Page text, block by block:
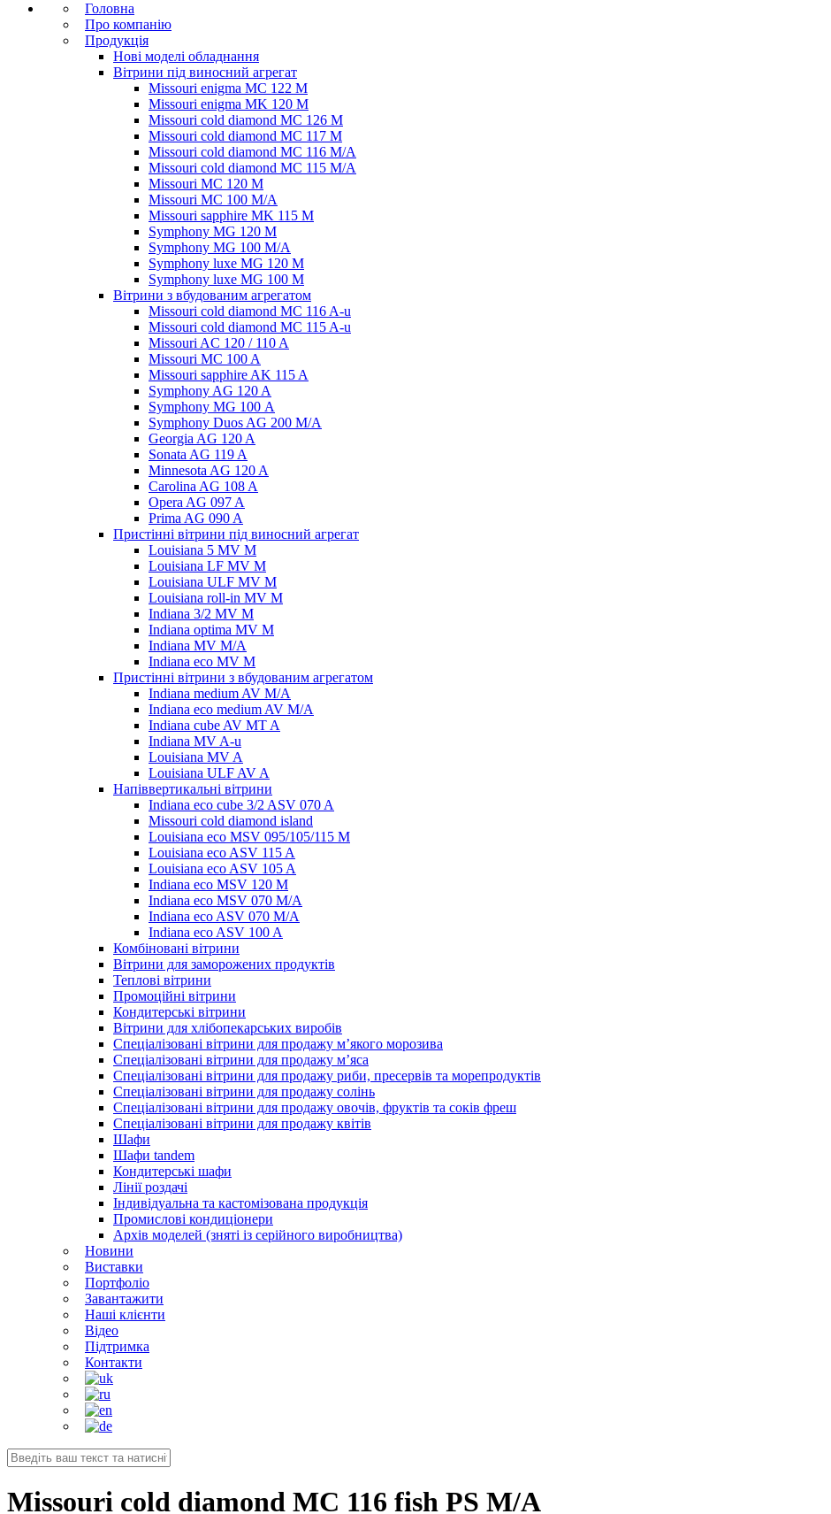
Головна
Про компанію
Продукція
Нові моделі обладнання
Вітрини під виносний агрегат
Missouri enigma MC 122 M
Missouri enigma MK 120 M
Missouri cold diamond MC 126 M
Missouri cold diamond MC 117 M
Missouri cold diamond MC 116 M/A
Missouri cold diamond MC 115 M/A
Missouri MC 120 M
Missouri MC 100 M/A
Missouri sapphire MK 115 M
Symphony MG 120 M
Symphony MG 100 M/А
Symphony luxe MG 120 M
Symphony luxe MG 100 M
Вітрини з вбудованим агрегатом
Missouri cold diamond MC 116 A-u
Missouri cold diamond MC 115 A-u
Missouri AC 120 / 110 A
Missouri MC 100 A
Missouri sapphire AK 115 A
Symphony AG 120 A
Symphony MG 100 А
Symphony Duos AG 200 M/A
Georgia AG 120 A
Sonata AG 119 A
Minnesota AG 120 A
Carolina AG 108 A
Opera AG 097 A
Prima AG 090 A
Пристінні вітрини під виносний агрегат
Louisiana 5 MV M
Louisiana LF MV M
Louisiana ULF MV M
Louisiana roll-in MV M
Indiana 3/2 MV M
Indiana optima MV M
Indiana MV M/A
Indiana eco MV M
Пристінні вітрини з вбудованим агрегатом
Indiana medium AV M/A
Indiana eco medium AV M/A
Indiana cube AV MT A
Indiana MV A-u
Louisiana MV A
Louisiana ULF AV A
Напіввертикальні вітрини
Indiana eco cube 3/2 ASV 070 A
Missouri cold diamond island
Louisiana eco MSV 095/105/115 M
Louisiana eco ASV 115 A
Louisiana eco ASV 105 A
Indiana eco MSV 120 M
Indiana eco MSV 070 M/A
Indiana eco ASV 070 M/A
Indiana eco ASV 100 A
Комбіновані вітрини
Вітрини для заморожених продуктів
Теплові вітрини
Промоційні вітрини
Кондитерські вітрини
Вітрини для хлібопекарських виробів
Спеціалізовані вітрини для продажу м’якого морозива
Спеціалізовані вітрини для продажу м’яса
Спеціалізовані вітрини для продажу риби, пресервів та морепродуктів
Спеціалізовані вітрини для продажу солінь
Спеціалізовані вітрини для продажу овочів, фруктів та соків фреш
Спеціалізовані вітрини для продажу квітів
Шафи
Шафи tandem
Кондитерські шафи
Лінії роздачі
Індивідуальна та кастомізована продукція
Промислові кондиціонери
Архів моделей (зняті із серійного виробництва)
Новини
Виставки
Портфоліо
Завантажити
Наші клієнти
Відео
Підтримка
Контакти
Missouri cold diamond MC 116 fish PS M/A